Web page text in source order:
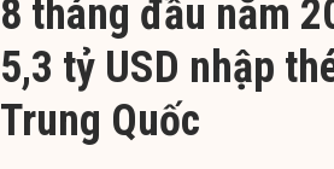
8 tháng đầu năm
5,3 tỷ USD nhập
Trung Quốc